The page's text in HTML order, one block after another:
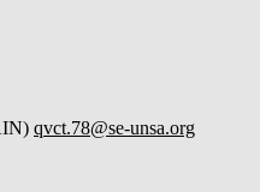
qvct.78@se-unsa.org